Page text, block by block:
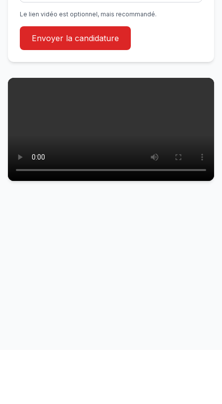
Le lien vidéo est optionnel, mais recommandé.
Envoyer la candidature